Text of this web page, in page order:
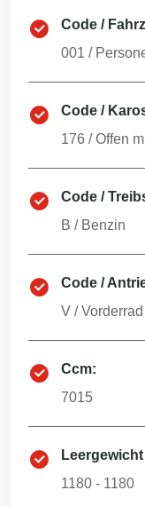
Code /
001 /
Code /
176 /Offen
Code /
B / Benzin
Code /
V /Vorderrad
Ccm:
7015
1180 - 1180